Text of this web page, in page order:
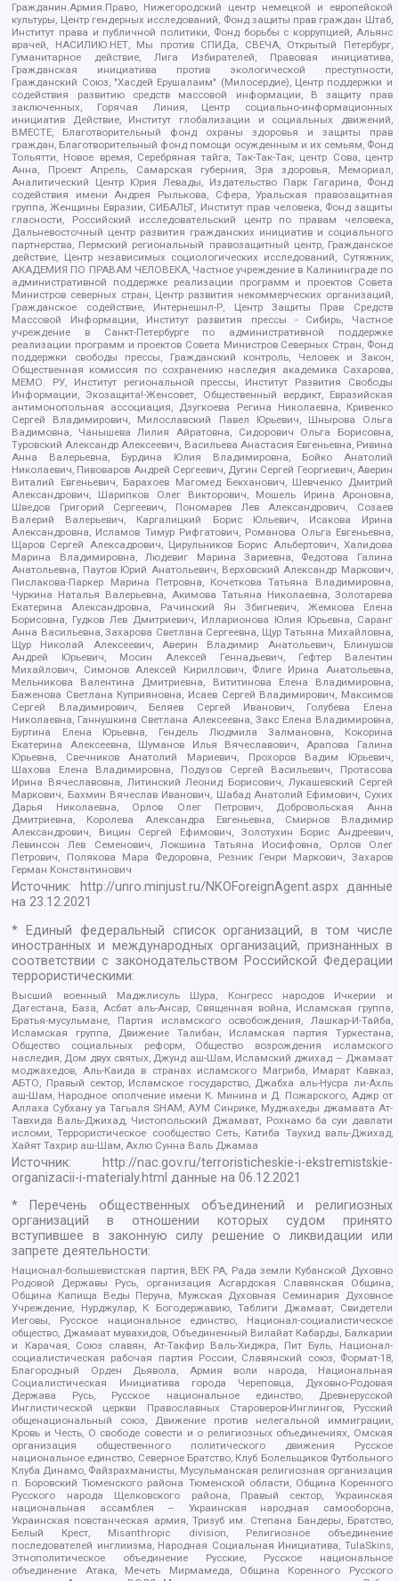
Гражданин.Армия.Право, Нижегородский центр немецкой и европейской
культуры, Центр гендерных исследований, Фонд защиты прав граждан Штаб,
Институт права и публичной политики, Фонд борьбы с коррупцией, Альянс
врачей, НАСИЛИЮ.НЕТ, Мы против СПИДа, СВЕЧА, Открытый Петербург,
Гуманитарное действие, Лига Избирателей, Правовая инициатива,
Гражданская инициатива против экологической преступности,
Гражданский Союз, "Хасдей Ерушалаим" (Милосердие), Центр поддержки и
содействия развитию средств массовой информации, В защиту прав
заключенных, Горячая Линия, Центр социально-информационных
инициатив Действие, Институт глобализации и социальных движений,
ВМЕСТЕ, Благотворительный фонд охраны здоровья и защиты прав
граждан, Благотворительный фонд помощи осужденным и их семьям, Фонд
Тольятти, Новое время, Серебряная тайга, Так-Так-Так, центр Сова, центр
Анна, Проект Апрель, Самарская губерния, Эра здоровья, Мемориал,
Аналитический Центр Юрия Левады, Издательство Парк Гагарина, Фонд
содействия имени Андрея Рылькова, Сфера, Уральская правозащитная
группа, Женщины Евразии, СИБАЛЬТ, Институт прав человека, Фонд защиты
гласности, Российский исследовательский центр по правам человека,
Дальневосточный центр развития гражданских инициатив и социального
партнерства, Пермский региональный правозащитный центр, Гражданское
действие, Центр независимых социологических исследований, Сутяжник,
АКАДЕМИЯ ПО ПРАВАМ ЧЕЛОВЕКА, Частное учреждение в Калининграде по
административной поддержке реализации программ и проектов Совета
Министров северных стран, Центр развития некоммерческих организаций,
Гражданское содействие, Интернешнл-Р, Центр Защиты Прав Средств
Массовой Информации, Институт развития прессы - Сибирь, Частное
учреждение в Санкт-Петербурге по административной поддержке
реализации программ и проектов Совета Министров Северных Стран, Фонд
поддержки свободы прессы, Гражданский контроль, Человек и Закон,
Общественная комиссия по сохранению наследия академика Сахарова,
МЕМО. РУ, Институт региональной прессы, Институт Развития Свободы
Информации, Экозащита!-Женсовет, Общественный вердикт, Евразийская
антимонопольная ассоциация, Дзугкоева Регина Николаевна, Кривенко
Сергей Владимирович, Милославский Павел Юрьевич, Шнырова Ольга
Вадимовна, Чанышева Лилия Айратовна, Сидорович Ольга Борисовна,
Туровский Александр Алексеевич, Васильева Анастасия Евгеньевна, Ривина
Анна Валерьевна, Бурдина Юлия Владимировна, Бойко Анатолий
Николаевич, Пивоваров Андрей Сергеевич, Дугин Сергей Георгиевич, Аверин
Виталий Евгеньевич, Барахоев Магомед Бекханович, Шевченко Дмитрий
Александрович, Шарипков Олег Викторович, Мошель Ирина Ароновна,
Шведов Григорий Сергеевич, Пономарев Лев Александрович, Созаев
Валерий Валерьевич, Каргалицкий Борис Юльевич, Исакова Ирина
Александровна, Исламов Тимур Рифгатович, Романова Ольга Евгеньевна,
Щаров Сергей Алексадрович, Цирульников Борис Альбертович, Халидова
Марина Владимировна, Людевиг Марина Зариевна, Федотова Галина
Анатольевна, Паутов Юрий Анатольевич, Верховский Александр Маркович,
Пислакова-Паркер Марина Петровна, Кочеткова Татьяна Владимировна,
Чуркина Наталья Валерьевна, Акимова Татьяна Николаевна, Золотарева
Екатерина Александровна, Рачинский Ян Збигневич, Жемкова Елена
Борисовна, Гудков Лев Дмитриевич, Илларионова Юлия Юрьевна, Саранг
Анна Васильевна, Захарова Светлана Сергеевна, Щур Татьяна Михайловна,
Щур Николай Алексеевич, Аверин Владимир Анатольевич, Блинушов
Андрей Юрьевич, Мосин Алексей Геннадьевич, Гефтер Валентин
Михайлович, Симонов Алексей Кириллович, Флиге Ирина Анатольевна,
Мельникова Валентина Дмитриевна, Вититинова Елена Владимировна,
Баженова Светлана Куприяновна, Исаев Сергей Владимирович, Максимов
Сергей Владимирович, Беляев Сергей Иванович, Голубева Елена
Николаевна, Ганнушкина Светлана Алексеевна, Закс Елена Владимировна,
Буртина Елена Юрьевна, Гендель Людмила Залмановна, Кокорина
Екатерина Алексеевна, Шуманов Илья Вячеславович, Арапова Галина
Юрьевна, Свечников Анатолий Мариевич, Прохоров Вадим Юрьевич,
Шахова Елена Владимировна, Подузов Сергей Васильевич, Протасова
Ирина Вячеславовна, Литинский Леонид Борисович, Лукашевский Сергей
Маркович, Бахмин Вячеслав Иванович, Шабад Анатолий Ефимович, Сухих
Дарья Николаевна, Орлов Олег Петрович, Добровольская Анна
Дмитриевна, Королева Александра Евгеньевна, Смирнов Владимир
Александрович, Вицин Сергей Ефимович, Золотухин Борис Андреевич,
Левинсон Лев Семенович, Локшина Татьяна Иосифовна, Орлов Олег
Петрович, Полякова Мара Федоровна, Резник Генри Маркович, Захаров
Герман Константинович
Источник: http://unro.minjust.ru/NKOForeignAgent.aspxданные
на23.12.2021
* Единый федеральный список организаций, в том числе
иностранных и международных организаций, признанных в
соответствии с законодательством Российской Федерации
террористическими:
Высший военный Маджлисуль Шура, Конгресс народов Ичкерии и
Дагестана, База, Асбат аль-Ансар, Священная война, Исламская группа,
Братья-мусульмане, Партия исламского освобождения, Лашкар-И-Тайба,
Исламская группа, Движение Талибан, Исламская партия Туркестана,
Общество социальных реформ, Общество возрождения исламского
наследия, Дом двух святых, Джунд аш-Шам, Исламский джихад – Джамаат
моджахедов, Аль-Каида в странах исламского Магриба, Имарат Кавказ,
АБТО, Правый сектор, Исламское государство, Джабха аль-Нусра ли-Ахль
аш-Шам, Народное ополчение имени К. Минина и Д. Пожарского, Аджр от
Аллаха Субхану уа Тагьаля SHAM, АУМ Синрике, Муджахеды джамаата Ат-
Тавхида Валь-Джихад, Чистопольский Джамаат, Рохнамо ба суи давлати
исломи, Террористическое сообщество Сеть, Катиба Таухид валь-Джихад,
Хайят Тахрир аш-Шам, Ахлю Сунна Валь Джамаа
Источник:
http://nac.gov.ru/terroristicheskie-i-ekstremistskie-
organizacii-i-materialy.html данные на06.12.2021
* Перечень общественных объединений и религиозных
организаций в отношении которых судом принято
вступившее в законную силу решение о ликвидации или
запрете деятельности:
Национал-большевистская партия, ВЕК РА, Рада земли Кубанской Духовно
Родовой Державы Русь, организация Асгардская Славянская Община,
Община Капища Веды Перуна, Мужская Духовная Семинария Духовное
Учреждение, Нурджулар, К Богодержавию, Таблиги Джамаат, Свидетели
Иеговы, Русское национальное единство, Национал-социалистическое
общество, Джамаат мувахидов, Объединенный Вилайат Кабарды, Балкарии
и Карачая, Союз славян, Ат-Такфир Валь-Хиджра, Пит Буль, Национал-
социалистическая рабочая партия России, Славянский союз, Формат-18,
Благородный Орден Дьявола, Армия воли народа, Национальная
Социалистическая Инициатива города Череповца, Духовно-Родовая
Держава Русь, Русское национальное единство, Древнерусской
Инглистической церкви Православных Староверов-Инглингов, Русский
общенациональный союз, Движение против нелегальной иммиграции,
Кровь и Честь, О свободе совести и о религиозных объединениях, Омская
организация общественного политического движения Русское
национальное единство, Северное Братство, Клуб Болельщиков Футбольного
Клуба Динамо, Файзрахманисты, Мусульманская религиозная организация
п. Боровский Тюменского района Тюменской области, Община Коренного
Русского народа Щелковского района, Правый сектор, Украинская
национальная ассамблея – Украинская народная самооборона,
Украинская повстанческая армия, Тризуб им. Степана Бандеры, Братство,
Белый Крест, Misanthropic division, Религиозное объединение
последователей инглиизма, Народная Социальная Инициатива, TulaSkins,
Этнополитическое объединение Русские, Русское национальное
объединение Атака, Мечеть Мирмамеда, Община Коренного Русского